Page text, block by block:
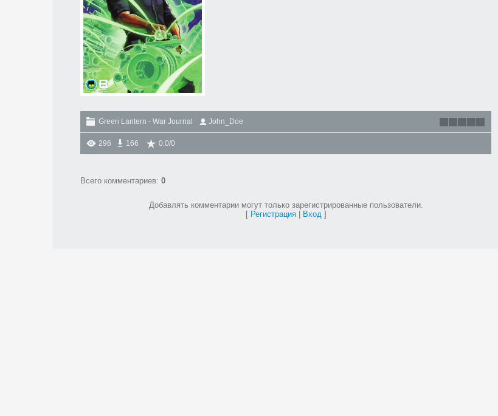
Green Lantern - War Journal John_Doe
296 166 0.0/0
Всего комментариев: 0
Добавлять комментарии могут только зарегистрированные пользователи.
[ Регистрация| Вход]